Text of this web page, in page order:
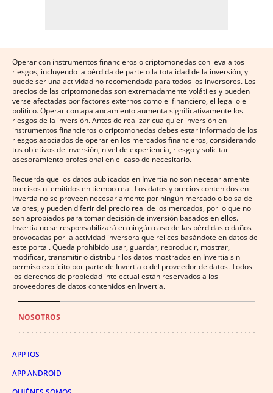
Operar con instrumentos financieros o criptomonedas conlleva altos
riesgos, incluyendo la pérdida de parte o la totalidad de la inversión, y
puede ser una actividad no recomendada para todos los inversores. Los
precios de las criptomonedas son extremadamente volátiles y pueden
verse afectadas por factores externos como el financiero, el legal o el
político. Operar con apalancamiento aumenta significativamente los
riesgos de la inversión. Antes de realizar cualquier inversión en
instrumentos financieros o criptomonedas debes estar informado de los
riesgos asociados de operar en los mercados financieros, considerando
tus objetivos de inversión, nivel de experiencia, riesgo y solicitar
asesoramiento profesional en el caso de necesitarlo.
Recuerda que los datos publicados en Invertia no son necesariamente
precisos ni emitidos en tiempo real. Los datos y precios contenidos en
Invertia no se proveen necesariamente por ningún mercado o bolsa de
valores, y pueden diferir del precio real de los mercados, por lo que no
son apropiados para tomar decisión de inversión basados en ellos.
Invertia no se responsabilizará en ningún caso de las pérdidas o daños
provocadas por la actividad inversora que relices basándote en datos de
este portal. Queda prohibido usar, guardar, reproducir, mostrar,
modificar, transmitir o distribuir los datos mostrados en Invertia sin
permiso explícito por parte de Invertia o del proveedor de datos. Todos
los derechos de propiedad intelectual están reservados a los
proveedores de datos contenidos en Invertia.
NOSOTROS
APP IOS
APP ANDROID